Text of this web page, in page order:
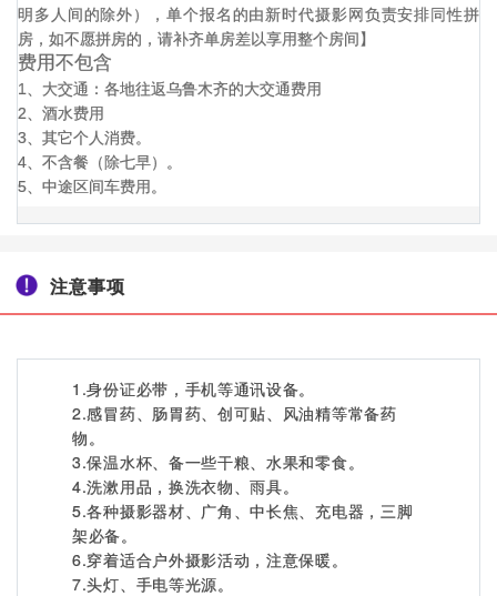
明多人间的除外），单个报名的由新时代摄影网负责安排同性拼
房，如不愿拼房的，请补齐单房差以享用整个房间】
费用不包含
1、大交通：各地往返乌鲁木齐的大交通费用
2、酒水费用
3、其它个人消费。
4、不含餐（除七早）。
5、中途区间车费用。
注意事项
1.身份证必带，手机等通讯设备。
2.感冒药、肠胃药、创可贴、风油精等常备药
物。
3.保温水杯、备一些干粮、水果和零食。
4.洗漱用品，换洗衣物、雨具。
5.各种摄影器材、广角、中长焦、充电器，三脚
架必备。
6.穿着适合户外摄影活动，注意保暖。
7.头灯、手电等光源。